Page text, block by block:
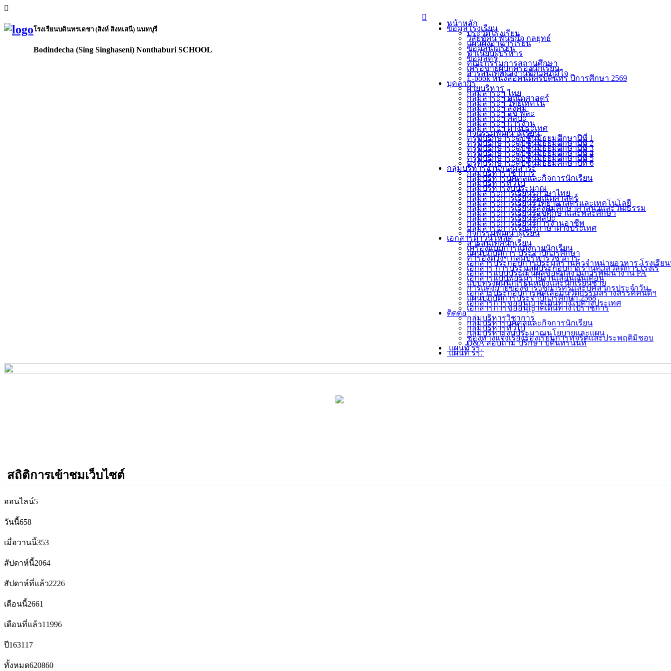
โรงเรียนบดินทรเดชา (สิงห์ สิงหเสนี) นนทบุรี
Bodindecha (Sing Singhaseni) Nonthaburi SCHOOL
หน้าหลัก
ข้อมูลโรงเรียน
ประวัติโรงเรียน
วิสัยทัศน์ พันธกิจ กลยุทธ์
แผนผังอาคารเรียน
ข้อมูลนักเรียน
ทำเนียบผู้บริหาร
ข้อมูลครู
คณะกรรมการสถานศึกษา
เครือข่ายผู้ปกครองนักเรียน
สารสนเทศผลงานที่ภาคภูมิใจ
E-book หนังสือคนดีศรีบดินทร ปีการศึกษา 2569
บุคลากร
ฝ่ายบริหาร
กลุ่มสาระฯ ไทย
กลุ่มสาระฯ คณิตศาสตร์
กลุ่มสาระฯ วิทย์เทคโน
กลุ่มสาระฯ สังคม
กลุ่มสาระฯ สุข พละ
กลุ่มสาระฯ ศิลปะ
กลุ่มสาระฯ การงาน
กลุ่มสาระฯ ต่างประเทศ
กิจกรรมพัฒนาผู้เรียน
ครูที่ปรึกษาระดับชั้นมัธยมศึกษาปีที่ 1
ครูที่ปรึกษาระดับชั้นมัธยมศึกษาปีที่ 2
ครูที่ปรึกษาระดับชั้นมัธยมศึกษาปีที่ 3
ครูที่ปรึกษาระดับชั้นมัธยมศึกษาปีที่ 4
ครูที่ปรึกษาระดับชั้นมัธยมศึกษาปีที่ 5
ครูที่ปรึกษาระดับชั้นมัธยมศึกษาปีที่ 6
กลุ่มบริหารงาน/กลุ่มสาระ
กลุ่มบริหารวิชาการ
กลุ่มบริหารบุคคลและกิจการนักเรียน
กลุ่มบริหารทั่วไป
กลุ่มบริหารงบประมาณ
กลุ่มสาระการเรียนรู้ภาษาไทย
กลุ่มสาระการเรียนรู้คณิตศาสตร์
กลุ่มสาระการเรียนรู้วิทยาศาสตร์และเทคโนโลยี
กลุ่มสาระการเรียนรู้สังคมศึกษาศาสนาและวัฒธรรม
กลุ่มสาระการเรียนรู้สุขศึกษาและพละศึกษา
กลุ่มสาระการเรียนรู้ศิลปะ
กลุ่มสาระการเรียนรู้การงานอาชีพ
กลุ่มสาระการเรียนรู้ภาษาต่างประเทศ
กิจกรรมพัฒนาผู้เรียน
เอกสารดาวน์โหลด
สารสนเทศนักเรียน
เครื่องแบบการแต่งกายนักเรียน
แผนปฏิบัติการ ประจำปีการศึกษา
คำรองต่างๆ กลุ่มบริหารวิชาการ
เอกสารประกอบการประมูลร้านค้าจำหน่ายอาหาร โรงเรีย
เอกสาร การประมูลผู้ประกอบการร้านค้าสวัสดิการโรงเรี
เอกสารแบบประเมินผลข้อตกลงในการพัฒนางาน PA
เอกสารแบบฟอร์มรายงานเลื่อนเงินเดือน
แบบทรงผมนักเรียนหญิงและนักเรียนชาย
การแต่งกายของข้าราชการครูและบุคลากรประจำวัน
เอกสารประกอบการคัดเลือกนวัตกรรมสร้างสรรค์คนดีฯ
แผนปฏิบัติการประจำปีการศึกษา 2568
เอกสารการขออนุญาตเดินทางไปต่างประเทศ
เอกสารการขออนุญาตเดินทางไปราชการ
ติดต่อ
กลุ่มบริหารวิชาการ
กลุ่มบริหารบุคคลและกิจการนักเรียน
กลุ่มบริหารทั่วไป
กลุ่มบริหารงบประมาณนโยบายและแผน
ช่องทางแจ้งเรื่องร้องเรียนการทุจริตและประพฤติมิชอบ
Q&A สอบถาม ปรึกษา บดินทรนนท์
แผนที่ รร.
แผนที่ รร.
สถิติการเข้าชมเว็บไซต์
ออนไลน์5
วันนี้658
เมื่อวานนี้353
สัปดาห์นี้2064
สัปดาห์ที่แล้ว2226
เดือนนี้2661
เดือนที่แล้ว11996
ปี163117
ทั้งหมด620860